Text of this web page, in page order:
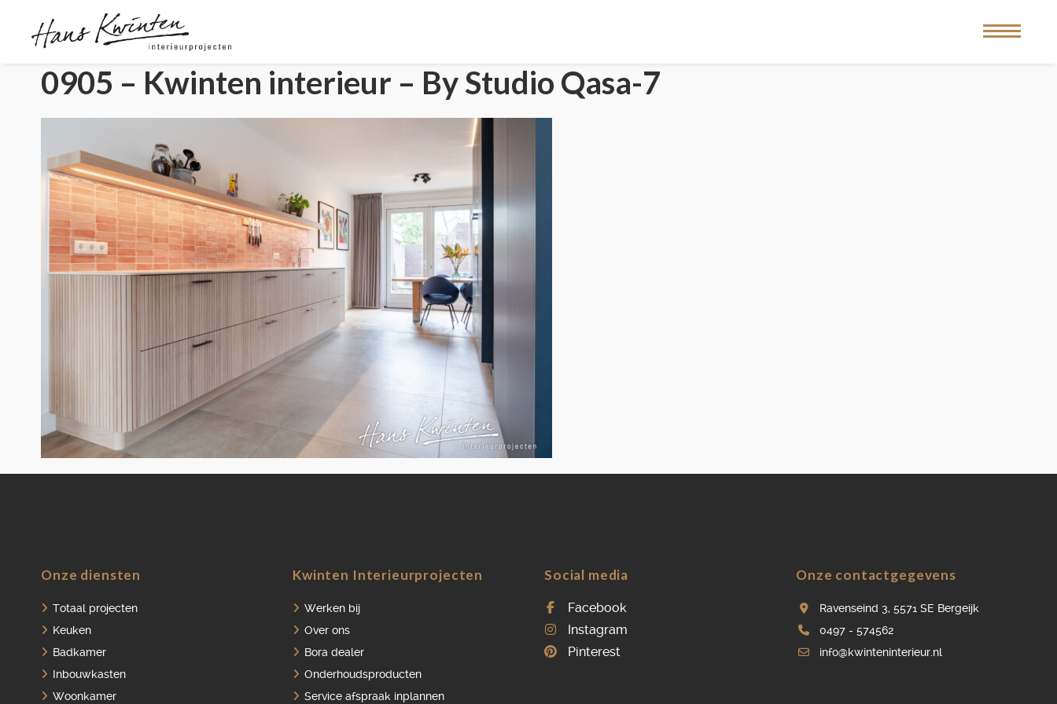
0905 – Kwinten interieur – By Studio Qasa-7
Onze diensten
Totaal projecten
Keuken
Badkamer
Inbouwkasten
Woonkamer
Kwinten Interieurprojecten
Werken bij
Over ons
Bora dealer
Onderhoudsproducten
Service afspraak inplannen
Social media
Facebook
Instagram
Pinterest
Onze contactgegevens
Ravenseind 3, 5571 SE Bergeijk
0497 - 574562
info@kwinteninterieur.nl
HOME
OVER ONS
VACATURES
ONDERHOUDSPRODUCTEN
SERVICE AFSPRAAK INPLANNEN